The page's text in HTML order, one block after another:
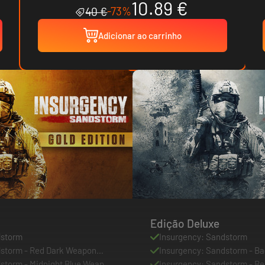
40 €-73%10.89 €
Adicionar ao carrinho
- Red Dark Weapon
Edição Deluxe
Insurgency: Sandstorm
Insurgency: Sandstorm -